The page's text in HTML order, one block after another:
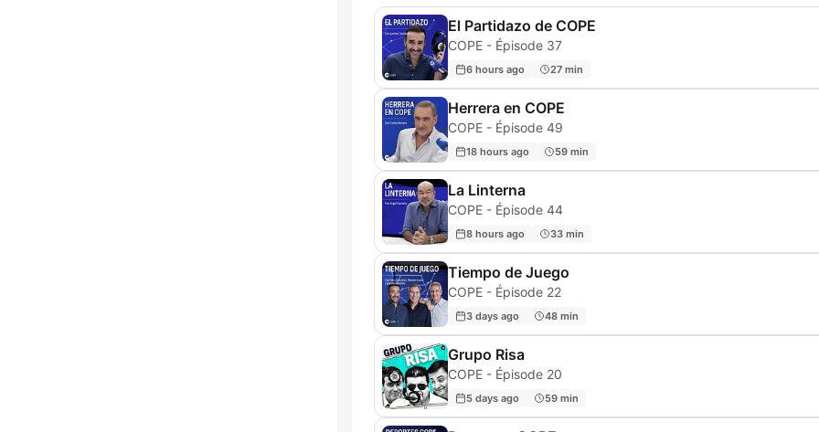
El Partidazo de COPE
COPE - Épisode 37
6 hours ago 27 min
Herrera en COPE
COPE - Épisode 49
18 hours ago 59 min
La Linterna
COPE - Épisode 44
8 hours ago 33 min
Tiempo de Juego
COPE - Épisode 22
3 days ago 48 min
Grupo Risa
COPE - Épisode 20
5 days ago 59 min